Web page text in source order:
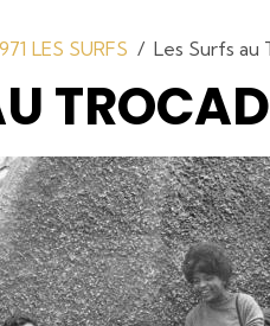
LES SURFS Les Surfs au